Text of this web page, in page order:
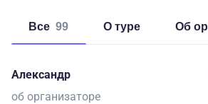
Все 99 о туре об
Александр
об организаторе